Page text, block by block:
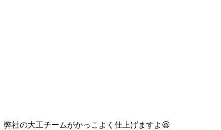
弊社の大工チームがかっこよく仕上げますよ😆